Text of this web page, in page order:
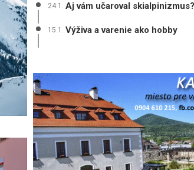
24.1. Aj vám učaroval skialpinizmus?
15.1. Výživa a varenie ako hobby